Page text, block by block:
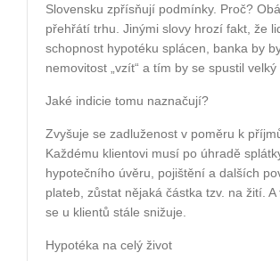
Slovensku zpřísňují podmínky. Proč?
přehřátí trhu. Jinými slovy hrozí fakt, že
schopnost hypotéku splácen, banka by
nemovitost „vzít“ a tím by se spustil velký
Jaké indicie tomu naznačují?
Zvyšuje se zadluženost v poměru k
Každému klientovi musí po úhradě
hypotečního úvěru, pojištění a dalších
plateb, zůstat nějaká částka tzv. na žití. A
se u klientů stále snižuje.
Hypotéka na celý život